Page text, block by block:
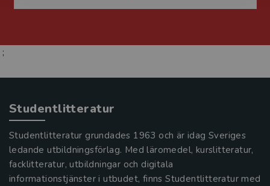
;
Studentlitteratur
Studentlitteratur grundades 1963 och är idag Sveriges
ledande utbildningsförlag. Med läromedel, kurslitteratur,
facklitteratur, utbildningar och digitala
informationstjänster i utbudet, finns Studentlitteratur med